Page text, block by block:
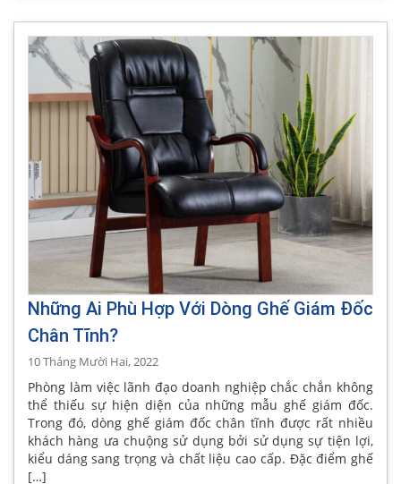
Những Ai Phù Hợp Với Dòng Ghế Giám Đốc
Chân Tĩnh?
10 Tháng Mười Hai, 2022
Phòng làm việc lãnh đạo doanh nghiệp chắc chắn không
thể thiếu sự hiện diện của những mẫu ghế giám đốc.
Trong đó, dòng ghế giám đốc chân tĩnh được rất nhiều
khách hàng ưa chuộng sử dụng bởi sử dụng sự tiện lợi,
kiểu dáng sang trọng và chất liệu cao cấp. Đặc điểm ghế
[…]